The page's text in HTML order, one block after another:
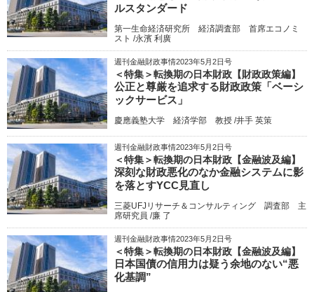
ルスタンダード
第一生命経済研究所 経済調査部 首席エコノミ
スト /永濱 利廣
週刊金融財政事情2023年5月2日号
＜特集＞転換期の日本財政【財政政策編】
公正と尊厳を追求する財政政策「ベーシ
ックサービス」
慶應義塾大学 経済学部 教授 /井手 英策
週刊金融財政事情2023年5月2日号
＜特集＞転換期の日本財政【金融波及編】
深刻な財政悪化のなか金融システムに影
を落とすYCC見直し
三菱UFJリサーチ＆コンサルティング 調査部 主
席研究員 /廉 了
週刊金融財政事情2023年5月2日号
＜特集＞転換期の日本財政【金融波及編】
日本国債の信用力は疑う余地のない“悪
化基調”